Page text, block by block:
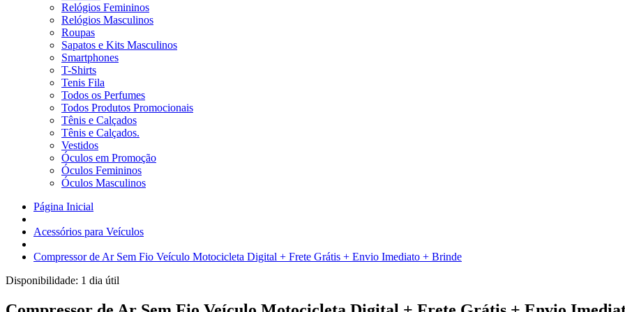
Relógios Femininos
Relógios Masculinos
Roupas
Sapatos e Kits Masculinos
Smartphones
T-Shirts
Tenis Fila
Todos os Perfumes
Todos Produtos Promocionais
Tênis e Calçados
Tênis e Calçados.
Vestidos
Óculos em Promoção
Óculos Femininos
Óculos Masculinos
Página Inicial
Acessórios para Veículos
Compressor de Ar Sem Fio Veículo Motocicleta Digital + Frete Grátis + Envio Imediato + Brinde
Disponibilidade: 1 dia útil